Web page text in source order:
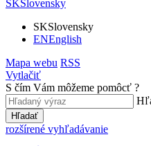
SKSlovensky
SKSlovensky
ENEnglish
Mapa webu RSS
Vytlačiť
S čím Vám môžeme pomôcť ?
Hľadať
rozšírené vyhľadávanie